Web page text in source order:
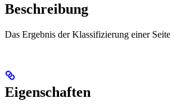
Beschreibung
Das Ergebnis der Klassifizierung einer
Eigenschaften